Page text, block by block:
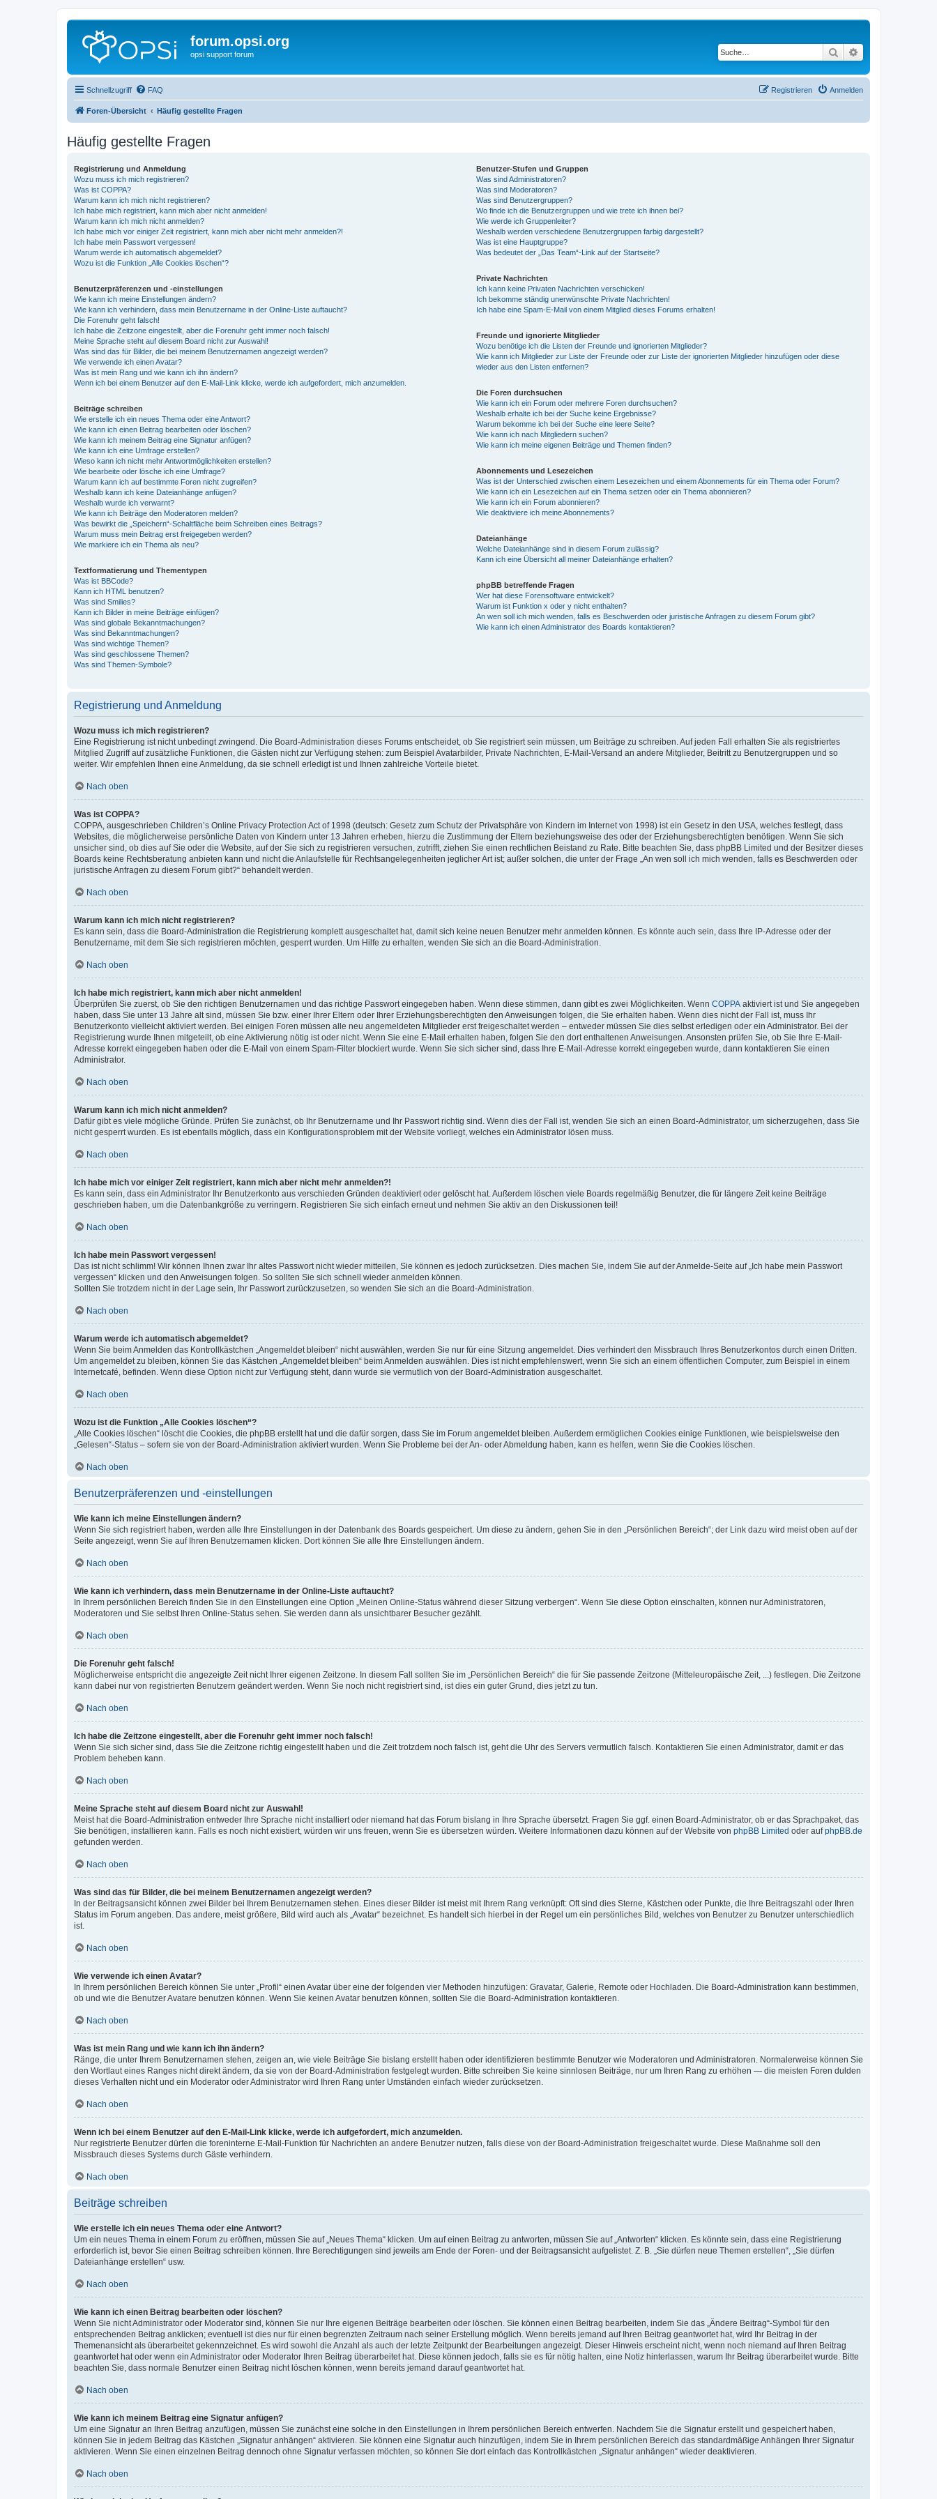
forum.opsi.org
opsi support forum Suche
Schnellzugriff FAQ Anmelden
Registrieren
Foren-Übersicht Häufig gestellte Fragen
Häufig gestellte Fragen
Registrierung und Anmeldung
Wozu muss ich mich registrieren?
Was ist COPPA?
Warum kann ich mich nicht registrieren?
Ich habe mich registriert, kann mich aber nicht anmelden!
Warum kann ich mich nicht anmelden?
Ich habe mich vor einiger Zeit registriert, kann mich aber nicht mehr anmelden?!
Ich habe mein Passwort vergessen!
Warum werde ich automatisch abgemeldet?
Wozu ist die Funktion „Alle Cookies löschen“?
Benutzerpräferenzen und -einstellungen
Wie kann ich meine Einstellungen ändern?
Wie kann ich verhindern, dass mein Benutzername in der Online-Liste auftaucht?
Die Forenuhr geht falsch!
Ich habe die Zeitzone eingestellt, aber die Forenuhr geht immer noch falsch!
Meine Sprache steht auf diesem Board nicht zur Auswahl!
Was sind das für Bilder, die bei meinem Benutzernamen angezeigt werden?
Wie verwende ich einen Avatar?
Was ist mein Rang und wie kann ich ihn ändern?
Wenn ich bei einem Benutzer auf den E-Mail-Link klicke, werde ich aufgefordert, mich anzumelden.
Beiträge schreiben
Wie erstelle ich ein neues Thema oder eine Antwort?
Wie kann ich einen Beitrag bearbeiten oder löschen?
Wie kann ich meinem Beitrag eine Signatur anfügen?
Wie kann ich eine Umfrage erstellen?
Wieso kann ich nicht mehr Antwortmöglichkeiten erstellen?
Wie bearbeite oder lösche ich eine Umfrage?
Warum kann ich auf bestimmte Foren nicht zugreifen?
Weshalb kann ich keine Dateianhänge anfügen?
Weshalb wurde ich verwarnt?
Wie kann ich Beiträge den Moderatoren melden?
Was bewirkt die „Speichern“-Schaltfläche beim Schreiben eines Beitrags?
Warum muss mein Beitrag erst freigegeben werden?
Wie markiere ich ein Thema als neu?
Textformatierung und Thementypen
Was ist BBCode?
Kann ich HTML benutzen?
Was sind Smilies?
Kann ich Bilder in meine Beiträge einfügen?
Was sind globale Bekanntmachungen?
Was sind Bekanntmachungen?
Was sind wichtige Themen?
Was sind geschlossene Themen?
Was sind Themen-Symbole?
Benutzer-Stufen und Gruppen
Was sind Administratoren?
Was sind Moderatoren?
Was sind Benutzergruppen?
Wo finde ich die Benutzergruppen und wie trete ich ihnen bei?
Wie werde ich Gruppenleiter?
Weshalb werden verschiedene Benutzergruppen farbig dargestellt?
Was ist eine Hauptgruppe?
Was bedeutet der „Das Team“-Link auf der Startseite?
Private Nachrichten
Ich kann keine Privaten Nachrichten verschicken!
Ich bekomme ständig unerwünschte Private Nachrichten!
Ich habe eine Spam-E-Mail von einem Mitglied dieses Forums erhalten!
Freunde und ignorierte Mitglieder
Wozu benötige ich die Listen der Freunde und ignorierten Mitglieder?
Wie kann ich Mitglieder zur Liste der Freunde oder zur Liste der ignorierten Mitglieder hinzufügen oder diese
wieder aus den Listen entfernen?
Die Foren durchsuchen
Wie kann ich ein Forum oder mehrere Foren durchsuchen?
Weshalb erhalte ich bei der Suche keine Ergebnisse?
Warum bekomme ich bei der Suche eine leere Seite?
Wie kann ich nach Mitgliedern suchen?
Wie kann ich meine eigenen Beiträge und Themen finden?
Abonnements und Lesezeichen
Was ist der Unterschied zwischen einem Lesezeichen und einem Abonnements für ein Thema oder Forum?
Wie kann ich ein Lesezeichen auf ein Thema setzen oder ein Thema abonnieren?
Wie kann ich ein Forum abonnieren?
Wie deaktiviere ich meine Abonnements?
Dateianhänge
Welche Dateianhänge sind in diesem Forum zulässig?
Kann ich eine Übersicht all meiner Dateianhänge erhalten?
phpBB betreffende Fragen
Wer hat diese Forensoftware entwickelt?
Warum ist Funktion x oder y nicht enthalten?
An wen soll ich mich wenden, falls es Beschwerden oder juristische Anfragen zu diesem Forum gibt?
Wie kann ich einen Administrator des Boards kontaktieren?
Registrierung und Anmeldung
Wozu muss ich mich registrieren?
Eine Registrierung ist nicht unbedingt zwingend. Die Board-Administration dieses Forums entscheidet, ob Sie registriert sein müssen, um Beiträge zu schreiben. Auf jeden Fall erhalten Sie als registriertes
Mitglied Zugriff auf zusätzliche Funktionen, die Gästen nicht zur Verfügung stehen: zum Beispiel Avatarbilder, Private Nachrichten, E-Mail-Versand an andere Mitglieder, Beitritt zu Benutzergruppen und so
weiter. Wir empfehlen Ihnen eine Anmeldung, da sie schnell erledigt ist und Ihnen zahlreiche Vorteile bietet.
Nach oben
Was ist COPPA?
COPPA, ausgeschrieben Children’s Online Privacy Protection Act of 1998 (deutsch: Gesetz zum Schutz der Privatsphäre von Kindern im Internet von 1998) ist ein Gesetz in den USA, welches festlegt, dass
Websites, die möglicherweise persönliche Daten von Kindern unter 13 Jahren erheben, hierzu die Zustimmung der Eltern beziehungsweise des oder der Erziehungsberechtigten benötigen. Wenn Sie sich
unsicher sind, ob dies auf Sie oder die Website, auf der Sie sich zu registrieren versuchen, zutrifft, ziehen Sie einen rechtlichen Beistand zu Rate. Bitte beachten Sie, dass phpBB Limited und der Besitzer dieses
Boards keine Rechtsberatung anbieten kann und nicht die Anlaufstelle für Rechtsangelegenheiten jeglicher Art ist; außer solchen, die unter der Frage „An wen soll ich mich wenden, falls es Beschwerden oder
juristische Anfragen zu diesem Forum gibt?“ behandelt werden.
Nach oben
Warum kann ich mich nicht registrieren?
Es kann sein, dass die Board-Administration die Registrierung komplett ausgeschaltet hat, damit sich keine neuen Benutzer mehr anmelden können. Es könnte auch sein, dass Ihre IP-Adresse oder der
Benutzername, mit dem Sie sich registrieren möchten, gesperrt wurden. Um Hilfe zu erhalten, wenden Sie sich an die Board-Administration.
Nach oben
Ich habe mich registriert, kann mich aber nicht anmelden!
Überprüfen Sie zuerst, ob Sie den richtigen Benutzernamen und das richtige Passwort eingegeben haben. Wenn diese stimmen, dann gibt es zwei Möglichkeiten. Wenn COPPA aktiviert ist und Sie angegeben
haben, dass Sie unter 13 Jahre alt sind, müssen Sie bzw. einer Ihrer Eltern oder Ihrer Erziehungsberechtigten den Anweisungen folgen, die Sie erhalten haben. Wenn dies nicht der Fall ist, muss Ihr
Benutzerkonto vielleicht aktiviert werden. Bei einigen Foren müssen alle neu angemeldeten Mitglieder erst freigeschaltet werden – entweder müssen Sie dies selbst erledigen oder ein Administrator. Bei der
Registrierung wurde Ihnen mitgeteilt, ob eine Aktivierung nötig ist oder nicht. Wenn Sie eine E-Mail erhalten haben, folgen Sie den dort enthaltenen Anweisungen. Ansonsten prüfen Sie, ob Sie Ihre E-Mail-
Adresse korrekt eingegeben haben oder die E-Mail von einem Spam-Filter blockiert wurde. Wenn Sie sich sicher sind, dass Ihre E-Mail-Adresse korrekt eingegeben wurde, dann kontaktieren Sie einen
Administrator.
Nach oben
Warum kann ich mich nicht anmelden?
Dafür gibt es viele mögliche Gründe. Prüfen Sie zunächst, ob Ihr Benutzername und Ihr Passwort richtig sind. Wenn dies der Fall ist, wenden Sie sich an einen Board-Administrator, um sicherzugehen, dass Sie
nicht gesperrt wurden. Es ist ebenfalls möglich, dass ein Konfigurationsproblem mit der Website vorliegt, welches ein Administrator lösen muss.
Nach oben
Ich habe mich vor einiger Zeit registriert, kann mich aber nicht mehr anmelden?!
Es kann sein, dass ein Administrator Ihr Benutzerkonto aus verschieden Gründen deaktiviert oder gelöscht hat. Außerdem löschen viele Boards regelmäßig Benutzer, die für längere Zeit keine Beiträge
geschrieben haben, um die Datenbankgröße zu verringern. Registrieren Sie sich einfach erneut und nehmen Sie aktiv an den Diskussionen teil!
Nach oben
Ich habe mein Passwort vergessen!
Das ist nicht schlimm! Wir können Ihnen zwar Ihr altes Passwort nicht wieder mitteilen, Sie können es jedoch zurücksetzen. Dies machen Sie, indem Sie auf der Anmelde-Seite auf „Ich habe mein Passwort
vergessen“ klicken und den Anweisungen folgen. So sollten Sie sich schnell wieder anmelden können.
Sollten Sie trotzdem nicht in der Lage sein, Ihr Passwort zurückzusetzen, so wenden Sie sich an die Board-Administration.
Nach oben
Warum werde ich automatisch abgemeldet?
Wenn Sie beim Anmelden das Kontrollkästchen „Angemeldet bleiben“ nicht auswählen, werden Sie nur für eine Sitzung angemeldet. Dies verhindert den Missbrauch Ihres Benutzerkontos durch einen Dritten.
Um angemeldet zu bleiben, können Sie das Kästchen „Angemeldet bleiben“ beim Anmelden auswählen. Dies ist nicht empfehlenswert, wenn Sie sich an einem öffentlichen Computer, zum Beispiel in einem
Internetcafé, befinden. Wenn diese Option nicht zur Verfügung steht, dann wurde sie vermutlich von der Board-Administration ausgeschaltet.
Nach oben
Wozu ist die Funktion „Alle Cookies löschen“?
„Alle Cookies löschen“ löscht die Cookies, die phpBB erstellt hat und die dafür sorgen, dass Sie im Forum angemeldet bleiben. Außerdem ermöglichen Cookies einige Funktionen, wie beispielsweise den
„Gelesen“-Status – sofern sie von der Board-Administration aktiviert wurden. Wenn Sie Probleme bei der An- oder Abmeldung haben, kann es helfen, wenn Sie die Cookies löschen.
Nach oben
Benutzerpräferenzen und -einstellungen
Wie kann ich meine Einstellungen ändern?
Wenn Sie sich registriert haben, werden alle Ihre Einstellungen in der Datenbank des Boards gespeichert. Um diese zu ändern, gehen Sie in den „Persönlichen Bereich“; der Link dazu wird meist oben auf der
Seite angezeigt, wenn Sie auf Ihren Benutzernamen klicken. Dort können Sie alle Ihre Einstellungen ändern.
Nach oben
Wie kann ich verhindern, dass mein Benutzername in der Online-Liste auftaucht?
In Ihrem persönlichen Bereich finden Sie in den Einstellungen eine Option „Meinen Online-Status während dieser Sitzung verbergen“. Wenn Sie diese Option einschalten, können nur Administratoren,
Moderatoren und Sie selbst Ihren Online-Status sehen. Sie werden dann als unsichtbarer Besucher gezählt.
Nach oben
Die Forenuhr geht falsch!
Möglicherweise entspricht die angezeigte Zeit nicht Ihrer eigenen Zeitzone. In diesem Fall sollten Sie im „Persönlichen Bereich“ die für Sie passende Zeitzone (Mitteleuropäische Zeit, ...) festlegen. Die Zeitzone
kann dabei nur von registrierten Benutzern geändert werden. Wenn Sie noch nicht registriert sind, ist dies ein guter Grund, dies jetzt zu tun.
Nach oben
Ich habe die Zeitzone eingestellt, aber die Forenuhr geht immer noch falsch!
Wenn Sie sich sicher sind, dass Sie die Zeitzone richtig eingestellt haben und die Zeit trotzdem noch falsch ist, geht die Uhr des Servers vermutlich falsch. Kontaktieren Sie einen Administrator, damit er das
Problem beheben kann.
Nach oben
Meine Sprache steht auf diesem Board nicht zur Auswahl!
Meist hat die Board-Administration entweder Ihre Sprache nicht installiert oder niemand hat das Forum bislang in Ihre Sprache übersetzt. Fragen Sie ggf. einen Board-Administrator, ob er das Sprachpaket, das
Sie benötigen, installieren kann. Falls es noch nicht existiert, würden wir uns freuen, wenn Sie es übersetzen würden. Weitere Informationen dazu können auf der Website von phpBB Limited oder aufphpBB.de
gefunden werden.
Nach oben
Was sind das für Bilder, die bei meinem Benutzernamen angezeigt werden?
In der Beitragsansicht können zwei Bilder bei Ihrem Benutzernamen stehen. Eines dieser Bilder ist meist mit Ihrem Rang verknüpft: Oft sind dies Sterne, Kästchen oder Punkte, die Ihre Beitragszahl oder Ihren
Status im Forum angeben. Das andere, meist größere, Bild wird auch als „Avatar“ bezeichnet. Es handelt sich hierbei in der Regel um ein persönliches Bild, welches von Benutzer zu Benutzer unterschiedlich
ist.
Nach oben
Wie verwende ich einen Avatar?
In Ihrem persönlichen Bereich können Sie unter „Profil“ einen Avatar über eine der folgenden vier Methoden hinzufügen: Gravatar, Galerie, Remote oder Hochladen. Die Board-Administration kann bestimmen,
ob und wie die Benutzer Avatare benutzen können. Wenn Sie keinen Avatar benutzen können, sollten Sie die Board-Administration kontaktieren.
Nach oben
Was ist mein Rang und wie kann ich ihn ändern?
Ränge, die unter Ihrem Benutzernamen stehen, zeigen an, wie viele Beiträge Sie bislang erstellt haben oder identifizieren bestimmte Benutzer wie Moderatoren und Administratoren. Normalerweise können Sie
den Wortlaut eines Ranges nicht direkt ändern, da sie von der Board-Administration festgelegt wurden. Bitte schreiben Sie keine sinnlosen Beiträge, nur um Ihren Rang zu erhöhen — die meisten Foren dulden
dieses Verhalten nicht und ein Moderator oder Administrator wird Ihren Rang unter Umständen einfach wieder zurücksetzen.
Nach oben
Wenn ich bei einem Benutzer auf den E-Mail-Link klicke, werde ich aufgefordert, mich anzumelden.
Nur registrierte Benutzer dürfen die foreninterne E-Mail-Funktion für Nachrichten an andere Benutzer nutzen, falls diese von der Board-Administration freigeschaltet wurde. Diese Maßnahme soll den
Missbrauch dieses Systems durch Gäste verhindern.
Nach oben
Beiträge schreiben
Wie erstelle ich ein neues Thema oder eine Antwort?
Um ein neues Thema in einem Forum zu eröffnen, müssen Sie auf „Neues Thema“ klicken. Um auf einen Beitrag zu antworten, müssen Sie auf „Antworten“ klicken. Es könnte sein, dass eine Registrierung
erforderlich ist, bevor Sie einen Beitrag schreiben können. Ihre Berechtigungen sind jeweils am Ende der Foren- und der Beitragsansicht aufgelistet. Z. B. „Sie dürfen neue Themen erstellen“, „Sie dürfen
Dateianhänge erstellen“ usw.
Nach oben
Wie kann ich einen Beitrag bearbeiten oder löschen?
Wenn Sie nicht Administrator oder Moderator sind, können Sie nur Ihre eigenen Beiträge bearbeiten oder löschen. Sie können einen Beitrag bearbeiten, indem Sie das „Ändere Beitrag“-Symbol für den
entsprechenden Beitrag anklicken; eventuell ist dies nur für einen begrenzten Zeitraum nach seiner Erstellung möglich. Wenn bereits jemand auf Ihren Beitrag geantwortet hat, wird Ihr Beitrag in der
Themenansicht als überarbeitet gekennzeichnet. Es wird sowohl die Anzahl als auch der letzte Zeitpunkt der Bearbeitungen angezeigt. Dieser Hinweis erscheint nicht, wenn noch niemand auf Ihren Beitrag
geantwortet hat oder wenn ein Administrator oder Moderator Ihren Beitrag überarbeitet hat. Diese können jedoch, falls sie es für nötig halten, eine Notiz hinterlassen, warum Ihr Beitrag überarbeitet wurde. Bitte
beachten Sie, dass normale Benutzer einen Beitrag nicht löschen können, wenn bereits jemand darauf geantwortet hat.
Nach oben
Wie kann ich meinem Beitrag eine Signatur anfügen?
Um eine Signatur an Ihren Beitrag anzufügen, müssen Sie zunächst eine solche in den Einstellungen in Ihrem persönlichen Bereich entwerfen. Nachdem Sie die Signatur erstellt und gespeichert haben,
können Sie in jedem Beitrag das Kästchen „Signatur anhängen“ aktivieren. Sie können eine Signatur auch hinzufügen, indem Sie in Ihrem persönlichen Bereich das standardmäßige Anhängen Ihrer Signatur
aktivieren. Wenn Sie einen einzelnen Beitrag dennoch ohne Signatur verfassen möchten, so können Sie dort einfach das Kontrollkästchen „Signatur anhängen“ wieder deaktivieren.
Nach oben